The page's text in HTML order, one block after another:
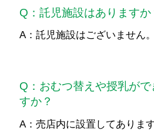
Q：託児施設はありますか
A：託児施設はございません。
Q：おむつ替えや授乳がで
すか？
A：売店内に設置してあります